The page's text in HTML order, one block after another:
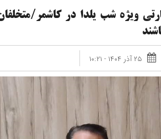
ویژه شب یلدا در کاشمر/
۲۵ آذر ۱۴۰۴ - ۱۰:۲۱